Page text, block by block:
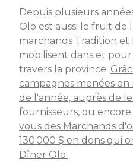
Depuis plusieurs
Olo est aussi le fruit de
marchands Tradition et
mobilisent dans et
travers la province.
campagnes menées
de l'année, auprès de
fournisseurs, ou
vous des Marchands
130 000 $ en dons qui
Dîner Olo.